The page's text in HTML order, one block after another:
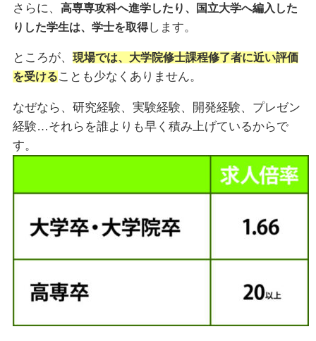
さらに、 高専専攻科へ進学したり、国立大学へ編入した
りした学生は、学士を取得します。
ところが、 現場では、大学院修士課程修了者に近い評価
を受けることも少なくありません。
なぜなら、研究経験、実験経験、開発経験、プレゼン
経験…それらを誰よりも早く積み上げているからで
す。